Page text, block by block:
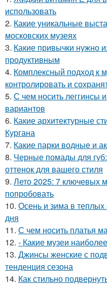
использовать
2. Какие уникальные
московских музеях
3. Какие привычки нужно
продуктивным
4. Комплексный подход к
контролировать и
5. С чем носить леггинсы
вариантов
6. Какие архитектурные
Кургана
7. Какие парки водные и
8. Черные помады для
оттенок для вашего стиля
9. Лето 2025: 7 ключевых
попробовать
10. Осень и зима в теплых
дня
11. С чем носить платья
12. - Какие музеи
13. Джинсы женские с
тенденция сезона
14. Как стильно